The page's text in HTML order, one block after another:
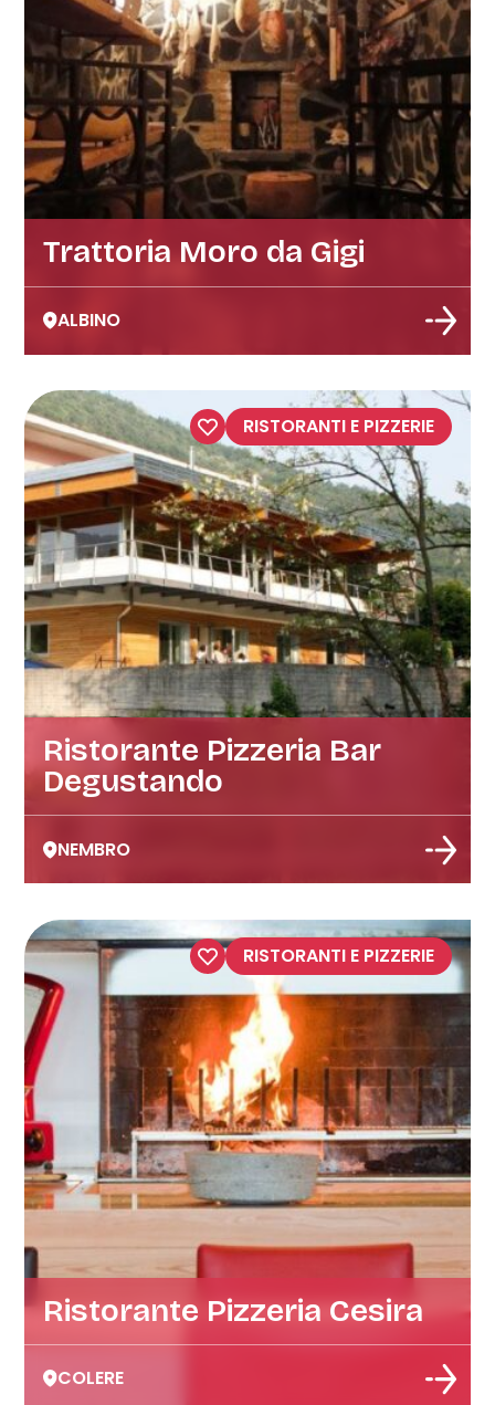
Trattoria Moro da Gigi
ALBINO
RISTORANTI E PIZZERIE
Ristorante Pizzeria Bar
Degustando
NEMBRO
RISTORANTI E PIZZERIE
Ristorante Pizzeria Cesira
COLERE